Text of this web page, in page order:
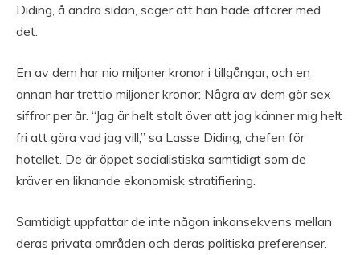
Diding, å andra sidan, säger att han hade affärer med
det.
En av dem har nio miljoner kronor i tillgångar, och en
annan har trettio miljoner kronor; Några av dem gör sex
siffror per år. “Jag är helt stolt över att jag känner mig helt
fri att göra vad jag vill,” sa Lasse Diding, chefen för
hotellet. De är öppet socialistiska samtidigt som de
kräver en liknande ekonomisk stratifiering.
Samtidigt uppfattar de inte någon inkonsekvens mellan
deras privata områden och deras politiska preferenser.